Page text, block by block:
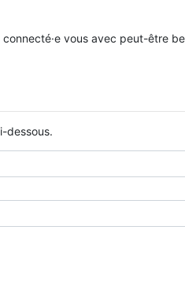
vous avec peut-être
dessous.